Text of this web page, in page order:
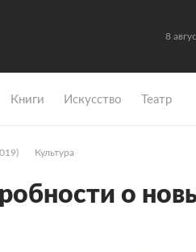
8
Книги Искусство Театр
Культура
о